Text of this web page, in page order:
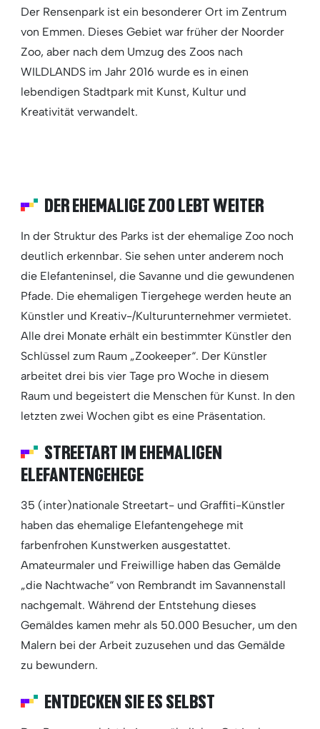
Der Rensenpark ist ein besonderer Ort im Zentrum
von Emmen. Dieses Gebiet war früher der Noorder
Zoo, aber nach dem Umzug des Zoos nach
WILDLANDS im Jahr 2016 wurde es in einen
lebendigen Stadtpark mit Kunst, Kultur und
Kreativität verwandelt.
DER EHEMALIGE ZOO LEBT WEITER
In der Struktur des Parks ist der ehemalige Zoo noch
deutlich erkennbar. Sie sehen unter anderem noch
die Elefanteninsel, die Savanne und die gewundenen
Pfade. Die ehemaligen Tiergehege werden heute an
Künstler und Kreativ-/Kulturunternehmer vermietet.
Alle drei Monate erhält ein bestimmter Künstler den
Schlüssel zum Raum „Zookeeper“. Der Künstler
arbeitet drei bis vier Tage pro Woche in diesem
Raum und begeistert die Menschen für Kunst. In den
letzten zwei Wochen gibt es eine Präsentation.
STREETART IM EHEMALIGEN
ELEFANTENGEHEGE
35 (inter)nationale Streetart- und Graffiti-Künstler
haben das ehemalige Elefantengehege mit
farbenfrohen Kunstwerken ausgestattet.
Amateurmaler und Freiwillige haben das Gemälde
„die Nachtwache“ von Rembrandt im Savannenstall
nachgemalt. Während der Entstehung dieses
Gemäldes kamen mehr als 50.000 Besucher, um den
Malern bei der Arbeit zuzusehen und das Gemälde
zu bewundern.
ENTDECKEN SIE ES SELBST